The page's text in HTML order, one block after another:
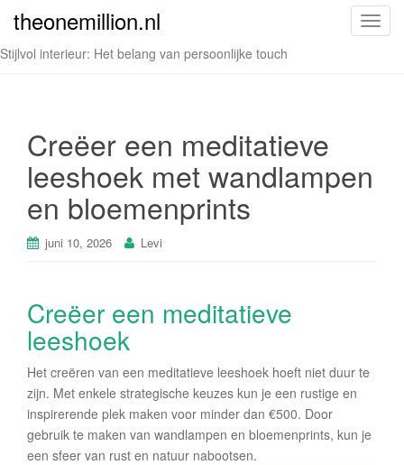
T
a
v
theonemillion.nl
Stijlvol interieur: Het belang van persoonlijke touch
Creëer een meditatieve
leeshoek met wandlampen
en bloemenprints
juni 10, 2026 Levi
Creëer een meditatieve
leeshoek
Het creëren van een meditatieve leeshoek hoeft niet duur te
zijn. Met enkele strategische keuzes kun je een rustige en
inspirerende plek maken voor minder dan €500. Door
gebruik te maken van wandlampen en bloemenprints, kun je
een sfeer van rust en natuur nabootsen.